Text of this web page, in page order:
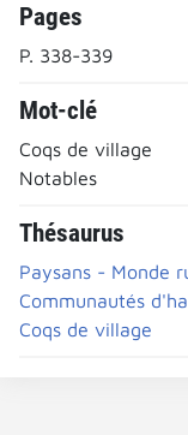
Pages
P. 338-339
Mot-clé
Coqs de village
Notables
Thésaurus
Paysans - Monde
Communautés
Coqs de village